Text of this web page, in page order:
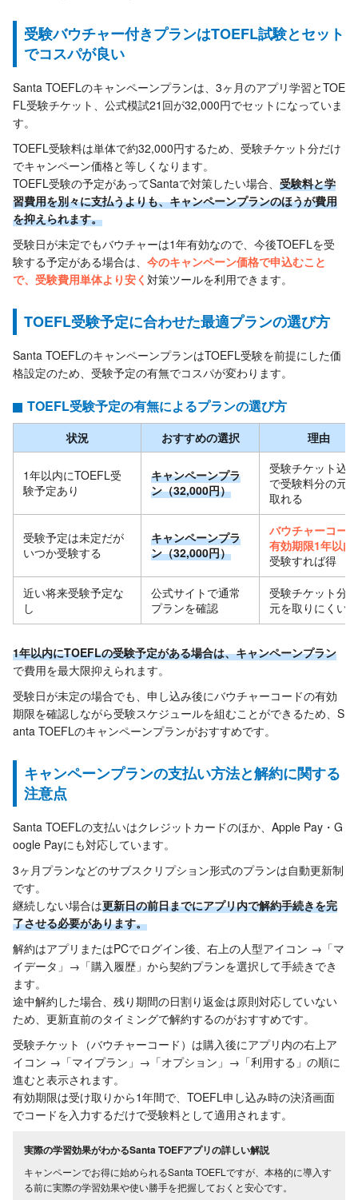
受験バウチャー付きプランはTOEFL試験とセット
でコスパが良い
Santa TOEFLのキャンペーンプランは、3ヶ月のアプリ学習とTOE
FL受験チケット、公式模試21回が32,000円でセットになっていま
す。
TOEFL受験料は単体で約32,000円するため、受験チケット分だけ
でキャンペーン価格と等しくなります。
TOEFL受験の予定があってSantaで対策したい場合、 受験料と学
習費用を別々に支払うよりも、キャンペーンプランのほうが費用
を抑えられます。
受験日が未定でもバウチャーは1年有効なので、今後TOEFLを受
験する予定がある場合は、 今のキャンペーン価格で申込むこと
で、受験費用単体より安く 対策ツールを利用できます。
TOEFL受験予定に合わせた最適プランの選び方
Santa TOEFLのキャンペーンプランはTOEFL受験を前提にした価
格設定のため、受験予定の有無でコスパが変わります。
TOEFL受験予定の有無によるプランの選び方
状況 おすすめの選択 理由
1年以内にTOEFL受
験予定あり
キャンペーンプラ
ン（32,000円）
受験チケット込み
で受験料分の元が
取れる
受験予定は未定だが
いつか受験する
キャンペーンプラ
ン（32,000円）
バウチャーコード
有効期限1年以内
受験すれば得
近い将来受験予定な
し
公式サイトで通常
プランを確認
受験チケット分の
元を取りにくい
1年以内にTOEFLの受験予定がある場合は、キャンペーンプラン
で費用を最大限抑えられます。
受験日が未定の場合でも、申し込み後にバウチャーコードの有効
期限を確認しながら受験スケジュールを組むことができるため、S
anta TOEFLのキャンペーンプランがおすすめです。
キャンペーンプランの支払い方法と解約に関する
注意点
Santa TOEFLの支払いはクレジットカードのほか、Apple Pay・G
oogle Payにも対応しています。
3ヶ月プランなどのサブスクリプション形式のプランは自動更新制
です。
継続しない場合は更新日の前日までにアプリ内で解約手続きを完
了させる必要があります。
解約はアプリまたはPCでログイン後、右上の人型アイコン →「マ
イデータ」→「購入履歴」から契約プランを選択して手続きでき
ます。
途中解約した場合、残り期間の日割り返金は原則対応していない
ため、更新直前のタイミングで解約するのがおすすめです。
受験チケット（バウチャーコード）は購入後にアプリ内の右上ア
イコン →「マイプラン」→「オプション」→「利用する」の順に
進むと表示されます。
有効期限は受け取りから1年間で、TOEFL申し込み時の決済画面
でコードを入力するだけで受験料として適用されます。
実際の学習効果がわかるSanta TOEFアプリの詳しい解説
キャンペーンでお得に始められるSanta TOEFLですが、本格的に導入す
る前に実際の学習効果や使い勝手を把握しておくと安心です。